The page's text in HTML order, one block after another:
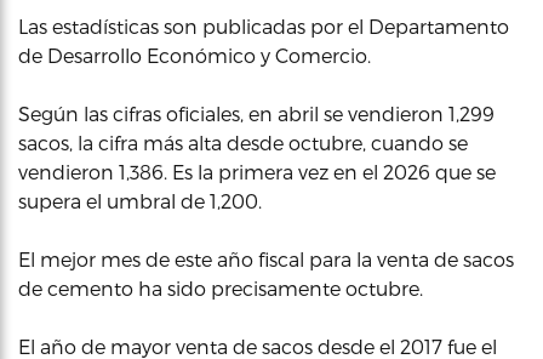
Las estadísticas son publicadas por el Departamento
de Desarrollo Económico y Comercio.
Según las cifras oficiales, en abril se vendieron 1,299
sacos, la cifra más alta desde octubre, cuando se
vendieron 1,386. Es la primera vez en el 2026 que se
supera el umbral de 1,200.
El mejor mes de este año fiscal para la venta de sacos
de cemento ha sido precisamente octubre.
El año de mayor venta de sacos desde el 2017 fue el